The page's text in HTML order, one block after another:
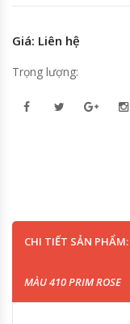
Giá: Liên hệ
Trọng lượng:
CHI TIẾT SẢN PHẨM:
MÀU 410 PRIM ROSE